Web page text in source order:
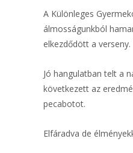
A Különleges
álmosságunkból
elkezdődött a
Jó hangulatban telt a
következett az
pecabotot.
Elfáradva de